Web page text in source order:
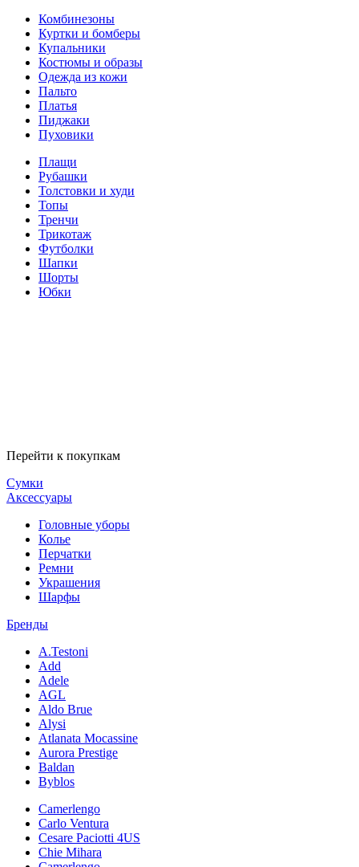
Комбинезоны
Куртки и бомберы
Купальники
Костюмы и образы
Одежда из кожи
Пальто
Платья
Пиджаки
Пуховики
Плащи
Рубашки
Толстовки и худи
Топы
Тренчи
Трикотаж
Футболки
Шапки
Шорты
Юбки
Перейти к покупкам
Сумки
Аксессуары
Головные уборы
Колье
Перчатки
Ремни
Украшения
Шарфы
Бренды
A.Testoni
Add
Adele
AGL
Aldo Brue
Alysi
Atlanata Mocassine
Aurora Prestige
Baldan
Byblos
Camerlengo
Carlo Ventura
Cesare Paciotti 4US
Chie Mihara